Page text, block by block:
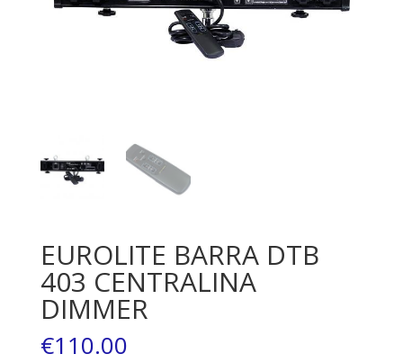
EUROLITE BARRA DTB
403 CENTRALINA
DIMMER
€110.00